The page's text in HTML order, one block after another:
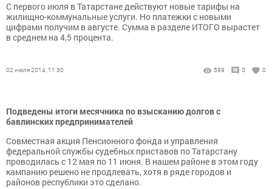
С первого июля в Татарстане действуют новые тарифы на
жилищно-коммунальные услуги. Но платежки с новыми
цифрами получим в августе. Сумма в разделе ИТОГО вырастет
в среднем на 4,5 процента.
02 июля 2014, 11:30 589 0 0
Подведены итоги месячника по взысканию долгов с
бавлинских предпринимателей
Совместная акция Пенсионного фонда и управления
федеральной службы судебных приставов по Татарстану
проводилась с 12 мая по 11 июня. В нашем районе в этом году
кампанию решено не продлевать, хотя в ряде городов и
районов республики это сделано.